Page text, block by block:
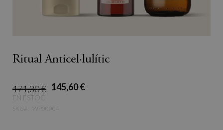
Ritual Anticel·lulític
145,60 €
171,30 €
EN ESTOC